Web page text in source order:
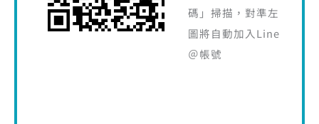
碼」掃描，對準左
圖將自動加入Line
＠帳號